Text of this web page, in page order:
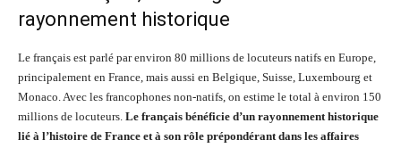
rayonnement historique
Le français est parlé par environ 80 millions de locuteurs natifs en Europe,
principalement en France, mais aussi en Belgique, Suisse, Luxembourg et
Monaco. Avec les francophones non-natifs, on estime le total à environ 150
millions de locuteurs. Le français bénéficie d’un rayonnement historique
lié à l’histoire de France et à son rôle prépondérant dans les affaires